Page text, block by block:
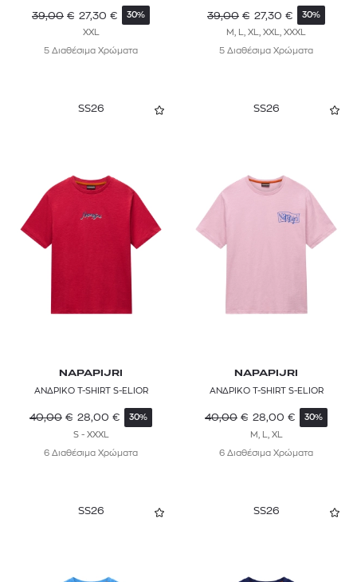
39,00 € 27,30 € 30%
XXL
5 Διαθέσιμα Χρώματα
39,00 € 27,30 € 30%
M, L, XL, XXL, XXXL
5 Διαθέσιμα Χρώματα
SS26
NAPAPIJRI
ΑΝΔΡΙΚΟ T-SHIRT S-ELIOR
40,00 € 28,00 € 30%
S - XXXL
6 Διαθέσιμα Χρώματα
SS26
NAPAPIJRI
ΑΝΔΡΙΚΟ T-SHIRT S-ELIOR
40,00 € 28,00 € 30%
M, L, XL
6 Διαθέσιμα Χρώματα
SS26 SS26